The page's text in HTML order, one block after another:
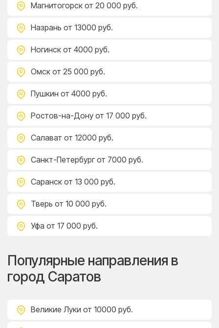
Магнитогорск от 20 000 руб.
Назрань от 13000 руб.
Ногинск от 4000 руб.
Омск от 25 000 руб.
Пушкин от 4000 руб.
Ростов-на-Дону от 17 000 руб.
Салават от 12000 руб.
Санкт-Петербург от 7000 руб.
Саранск от 13 000 руб.
Тверь от 10 000 руб.
Уфа от 17 000 руб.
Популярные направления в
город Саратов
Великие Луки от 10000 руб.